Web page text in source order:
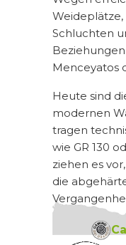
Schluchten
Menceyatos
Heute sind
modernen
tragen
wie GR 130
ziehen es
die